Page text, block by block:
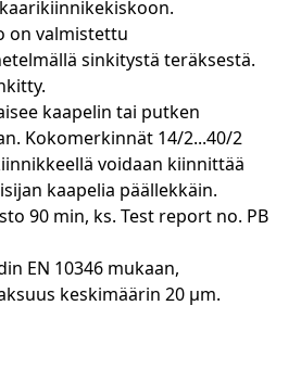
on valmistettu
sinkitystä teräksestä.
kaapelin tai putken
Kokomerkinnät 14/2...40/2
voidaan kiinnittää
kaapelia päällekkäin.
90 min, ks. Test report no. PB
EN 10346 mukaan,
keskimäärin 20 µm.